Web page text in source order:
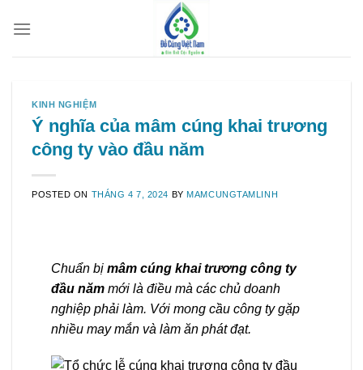
KINH NGHIỆM
Ý nghĩa của mâm cúng khai trương
công ty vào đầu năm
POSTED ON THÁNG 4 7, 2024 BYMAMCUNGTAMLINH
Chuẩn bị mâm cúng khai trương công ty
đầu năm mới là điều mà các chủ doanh
nghiệp phải làm. Với mong cầu công ty gặp
nhiều may mắn và làm ăn phát đạt.